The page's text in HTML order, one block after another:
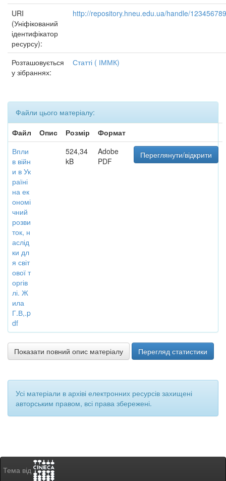
URI
(Уніфікований
ідентифікатор
ресурсу):
http://repository.hneu.edu.ua/handle/
Розташовується
у зібраннях:
Статті ( ІММК)
Файли цього матеріалу:
Файл
Опис Розмір
Формат
Впли
в війн
и в Ук
раїні
на ек
ономі
чний
розви
ток, н
аслід
ки дл
я світ
ової т
оргів
лі. Ж
ила
Г.В,.p
df
524,34
kB
Adobe
PDF
Переглянути/відкрити
Показати повний опис матеріалу Перегляд статистики
Усі матеріали в архіві електронних ресурсів захищені
авторським правом, всі права збережені.
Тема від